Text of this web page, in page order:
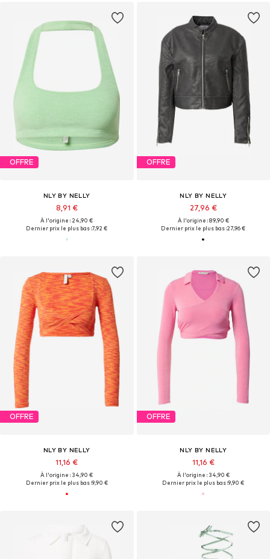
OFFRE
NLY BY NELLY
8,91 €
À l'origine : 24,90 €
Dernier prix le plus bas :7,92 €
OFFRE
NLY BY NELLY
27,96 €
À l'origine : 89,90 €
Dernier prix le plus bas :27,96 €
OFFRE
NLY BY NELLY
11,16 €
À l'origine : 34,90 €
Dernier prix le plus bas :9,90 €
OFFRE
NLY BY NELLY
11,16 €
À l'origine : 34,90 €
Dernier prix le plus bas :9,90 €